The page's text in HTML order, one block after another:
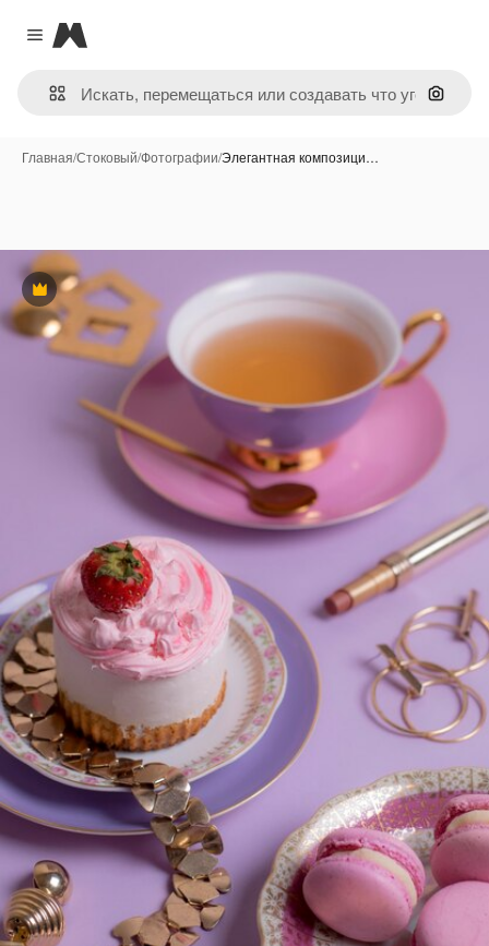
Close menu
Magnific
Поиск
Главная/Стоковый/Фотографии/Элегантная композици…
Премиум